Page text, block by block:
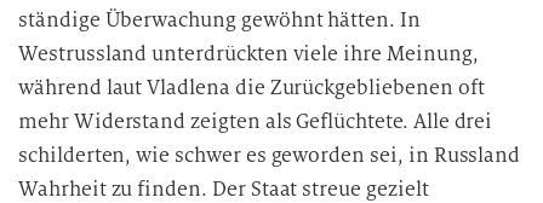
ständige Überwachung gewöhnt hätten. In
Westrussland unterdrückten viele ihre Meinung,
während laut Vladlena die Zurückgebliebenen oft
mehr Widerstand zeigten als Geflüchtete. Alle drei
schilderten, wie schwer es geworden sei, in Russland
Wahrheit zu finden. Der Staat streue gezielt